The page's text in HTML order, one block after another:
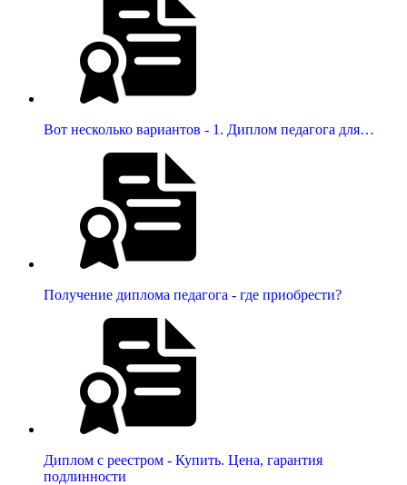
Вот несколько вариантов - 1. Диплом педагога для…
Получение диплома педагога - где приобрести?
Диплом с реестром - Купить. Цена, гарантия
подлинности